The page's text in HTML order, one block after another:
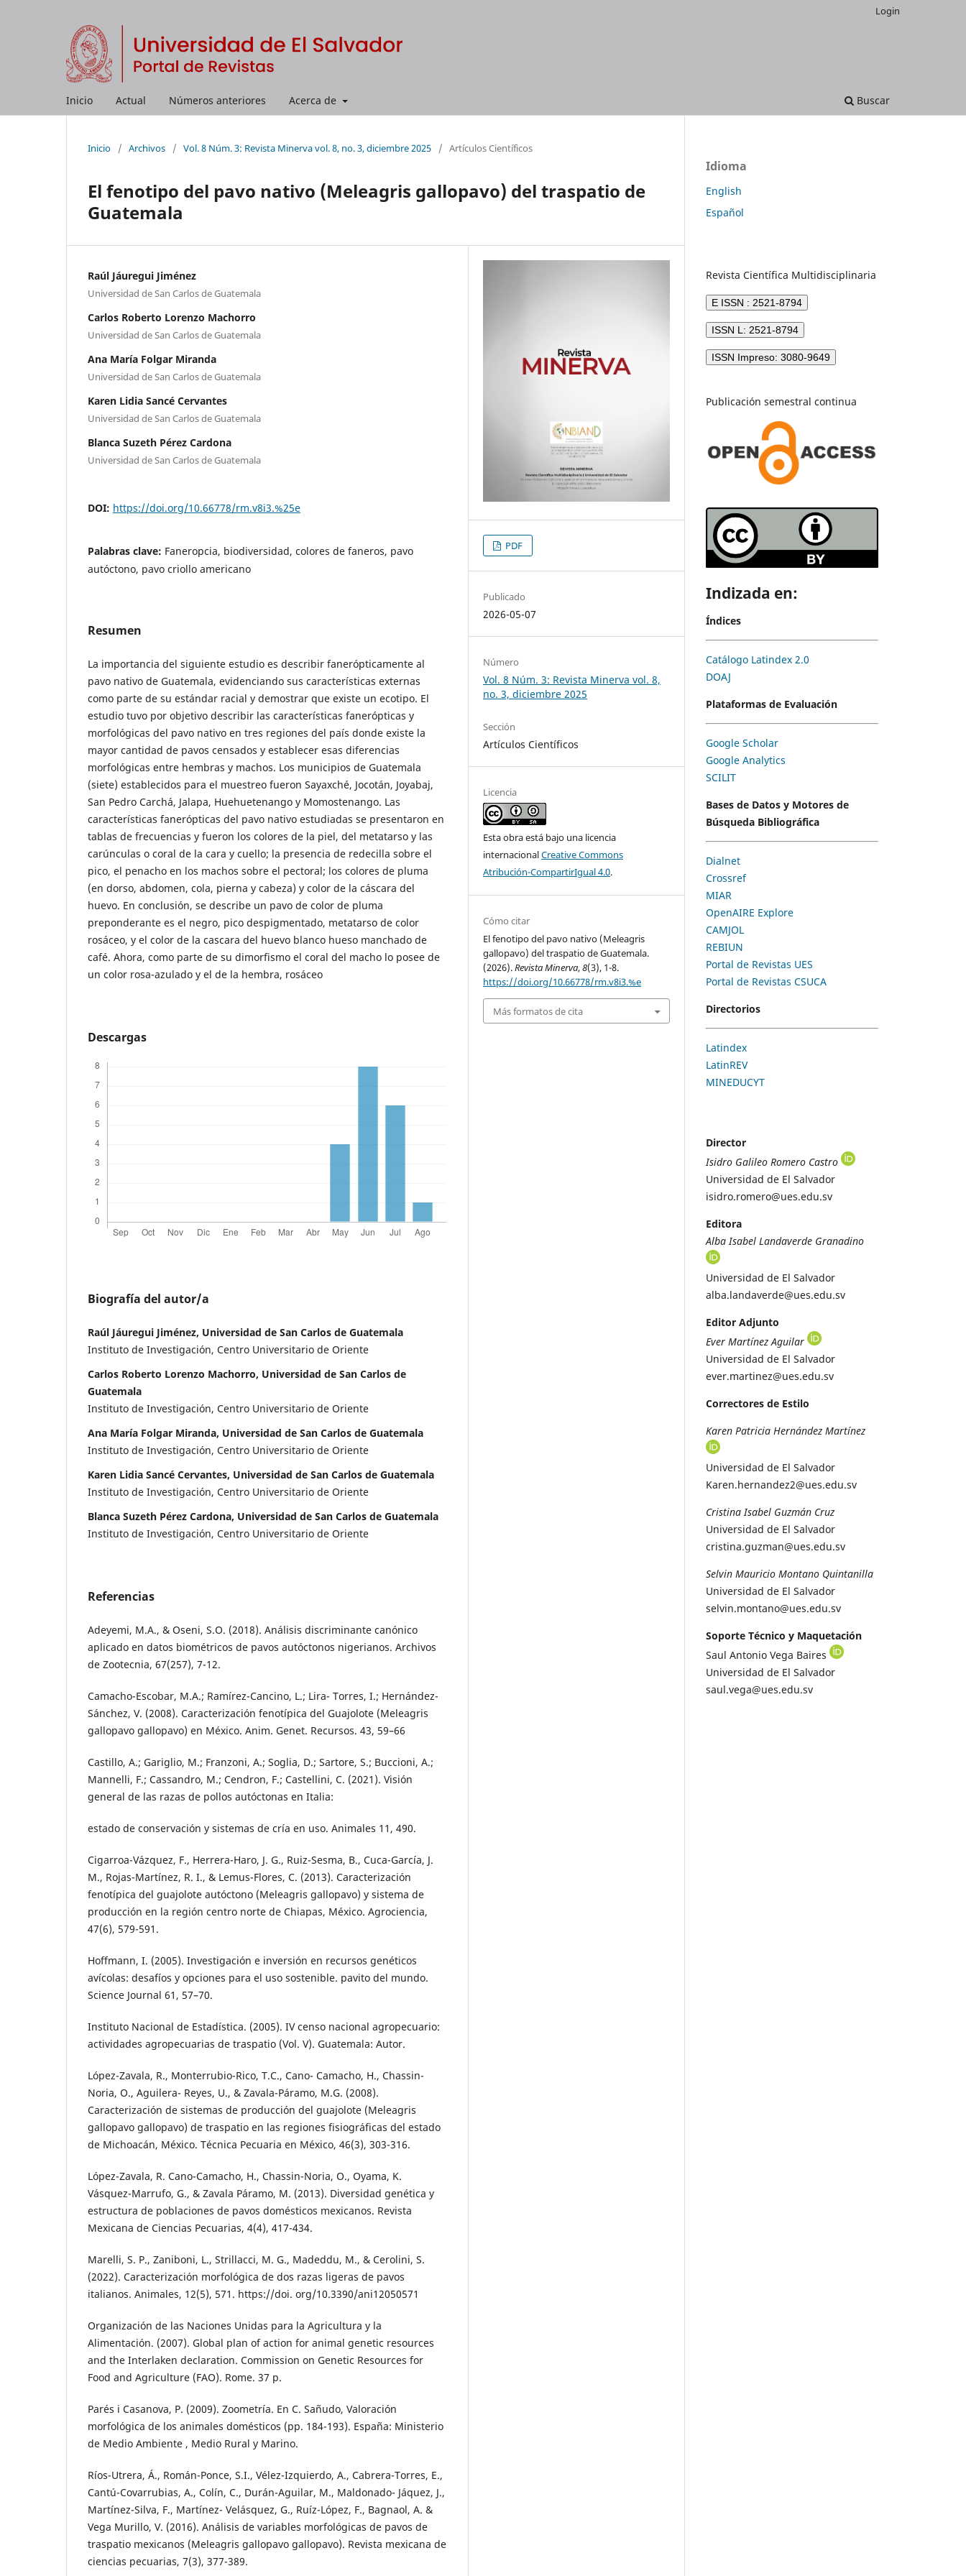
Inicio Actual Números anteriores Acerca de Buscar
Login
Inicio / Archivos / Vol. 8 Núm. 3: Revista Minerva vol. 8, no. 3, diciembre 2025 / Artículos Científicos
El fenotipo del pavo nativo (Meleagris gallopavo) del traspatio de
Guatemala
Raúl Jáuregui Jiménez
Universidad de San Carlos de Guatemala
Carlos Roberto Lorenzo Machorro
Universidad de San Carlos de Guatemala
Ana María Folgar Miranda
Universidad de San Carlos de Guatemala
Karen Lidia Sancé Cervantes
Universidad de San Carlos de Guatemala
Blanca Suzeth Pérez Cardona
Universidad de San Carlos de Guatemala
DOI: https://doi.org/10.66778/rm.v8i3.%25e
Palabras clave: Faneropcia, biodiversidad, colores de faneros, pavo
autóctono, pavo criollo americano
Resumen
La importancia del siguiente estudio es describir fanerópticamente al
pavo nativo de Guatemala, evidenciando sus características externas
como parte de su estándar racial y demostrar que existe un ecotipo. El
estudio tuvo por objetivo describir las características fanerópticas y
morfológicas del pavo nativo en tres regiones del país donde existe la
mayor cantidad de pavos censados y establecer esas diferencias
morfológicas entre hembras y machos. Los municipios de Guatemala
(siete) establecidos para el muestreo fueron Sayaxché, Jocotán, Joyabaj,
San Pedro Carchá, Jalapa, Huehuetenango y Momostenango. Las
características fanerópticas del pavo nativo estudiadas se presentaron en
tablas de frecuencias y fueron los colores de la piel, del metatarso y las
carúnculas o coral de la cara y cuello; la presencia de redecilla sobre el
pico, el penacho en los machos sobre el pectoral; los colores de pluma
(en dorso, abdomen, cola, pierna y cabeza) y color de la cáscara del
huevo. En conclusión, se describe un pavo de color de pluma
preponderante es el negro, pico despigmentado, metatarso de color
rosáceo, y el color de la cascara del huevo blanco hueso manchado de
café. Ahora, como parte de su dimorfismo el coral del macho lo posee de
un color rosa-azulado y el de la hembra, rosáceo
Descargas
Biografía del autor/a
Raúl Jáuregui Jiménez, Universidad de San Carlos de Guatemala
Instituto de Investigación, Centro Universitario de Oriente
Carlos Roberto Lorenzo Machorro, Universidad de San Carlos de
Guatemala
Instituto de Investigación, Centro Universitario de Oriente
Ana María Folgar Miranda, Universidad de San Carlos de Guatemala
Instituto de Investigación, Centro Universitario de Oriente
Karen Lidia Sancé Cervantes, Universidad de San Carlos de Guatemala
Instituto de Investigación, Centro Universitario de Oriente
Blanca Suzeth Pérez Cardona, Universidad de San Carlos de Guatemala
Instituto de Investigación, Centro Universitario de Oriente
Referencias
Adeyemi, M.A., & Oseni, S.O. (2018). Análisis discriminante canónico
aplicado en datos biométricos de pavos autóctonos nigerianos. Archivos
de Zootecnia, 67(257), 7-12.
Camacho-Escobar, M.A.; Ramírez-Cancino, L.; Lira- Torres, I.; Hernández-
Sánchez, V. (2008). Caracterización fenotípica del Guajolote (Meleagris
gallopavo gallopavo) en México. Anim. Genet. Recursos. 43, 59–66
Castillo, A.; Gariglio, M.; Franzoni, A.; Soglia, D.; Sartore, S.; Buccioni, A.;
Mannelli, F.; Cassandro, M.; Cendron, F.; Castellini, C. (2021). Visión
general de las razas de pollos autóctonas en Italia:
estado de conservación y sistemas de cría en uso. Animales 11, 490.
Cigarroa-Vázquez, F., Herrera-Haro, J. G., Ruiz-Sesma, B., Cuca-García, J.
M., Rojas-Martínez, R. I., & Lemus-Flores, C. (2013). Caracterización
fenotípica del guajolote autóctono (Meleagris gallopavo) y sistema de
producción en la región centro norte de Chiapas, México. Agrociencia,
47(6), 579-591.
Hoffmann, I. (2005). Investigación e inversión en recursos genéticos
avícolas: desafíos y opciones para el uso sostenible. pavito del mundo.
Science Journal 61, 57–70.
Instituto Nacional de Estadística. (2005). IV censo nacional agropecuario:
actividades agropecuarias de traspatio (Vol. V). Guatemala: Autor.
López-Zavala, R., Monterrubio-Rico, T.C., Cano- Camacho, H., Chassin-
Noria, O., Aguilera- Reyes, U., & Zavala-Páramo, M.G. (2008).
Caracterización de sistemas de producción del guajolote (Meleagris
gallopavo gallopavo) de traspatio en las regiones fisiográficas del estado
de Michoacán, México. Técnica Pecuaria en México, 46(3), 303-316.
López-Zavala, R. Cano-Camacho, H., Chassin-Noria, O., Oyama, K.
Vásquez-Marrufo, G., & Zavala Páramo, M. (2013). Diversidad genética y
estructura de poblaciones de pavos domésticos mexicanos. Revista
Mexicana de Ciencias Pecuarias, 4(4), 417-434.
Marelli, S. P., Zaniboni, L., Strillacci, M. G., Madeddu, M., & Cerolini, S.
(2022). Caracterización morfológica de dos razas ligeras de pavos
italianos. Animales, 12(5), 571. https://doi. org/10.3390/ani12050571
Organización de las Naciones Unidas para la Agricultura y la
Alimentación. (2007). Global plan of action for animal genetic resources
and the Interlaken declaration. Commission on Genetic Resources for
Food and Agriculture (FAO). Rome. 37 p.
Parés i Casanova, P. (2009). Zoometría. En C. Sañudo, Valoración
morfológica de los animales domésticos (pp. 184-193). España: Ministerio
de Medio Ambiente , Medio Rural y Marino.
Ríos-Utrera, Á., Román-Ponce, S.I., Vélez-Izquierdo, A., Cabrera-Torres, E.,
Cantú-Covarrubias, A., Colín, C., Durán-Aguilar, M., Maldonado- Jáquez, J.,
Martínez-Silva, F., Martínez- Velásquez, G., Ruíz-López, F., Bagnaol, A. &
Vega Murillo, V. (2016). Análisis de variables morfológicas de pavos de
traspatio mexicanos (Meleagris gallopavo gallopavo). Revista mexicana de
ciencias pecuarias, 7(3), 377-389.
PDF
Publicado
2026-05-07
Número
Vol. 8 Núm. 3: Revista Minerva vol. 8,
no. 3, diciembre 2025
Sección
Artículos Científicos
Licencia
Esta obra está bajo una licencia
internacionalCreative Commons
Atribución-CompartirIgual 4.0.
Cómo citar
El fenotipo del pavo nativo (Meleagris
gallopavo) del traspatio de Guatemala.
(2026).Revista Minerva,8(3), 1-8.
https://doi.org/10.66778/rm.v8i3.%e
Más formatos de cita
Idioma
English
Español
Revista Científica Multidisciplinaria
E ISSN : 2521-8794
ISSN L: 2521-8794
ISSN Impreso: 3080-9649
Publicación semestral continua
Indizada en:
Índices
Catálogo Latindex 2.0
DOAJ
Plataformas de Evaluación
Google Scholar
Google Analytics
SCILIT
Bases de Datos y Motores de
Búsqueda Bibliográfica
Dialnet
Crossref
MIAR
OpenAIRE Explore
CAMJOL
REBIUN
Portal de Revistas UES
Portal de Revistas CSUCA
Directorios
Latindex
LatinREV
MINEDUCYT
Director
Isidro Galileo Romero Castro
Universidad de El Salvador
isidro.romero@ues.edu.sv
Editora
Alba Isabel Landaverde Granadino
Universidad de El Salvador
alba.landaverde@ues.edu.sv
Editor Adjunto
Ever Martínez Aguilar
Universidad de El Salvador
ever.martinez@ues.edu.sv
Correctores de Estilo
Karen Patricia Hernández Martínez
Universidad de El Salvador
Karen.hernandez2@ues.edu.sv
Cristina Isabel Guzmán Cruz
Universidad de El Salvador
cristina.guzman@ues.edu.sv
Selvin Mauricio Montano Quintanilla
Universidad de El Salvador
selvin.montano@ues.edu.sv
Soporte Técnico y Maquetación
Saul Antonio Vega Baires
Universidad de El Salvador
saul.vega@ues.edu.sv